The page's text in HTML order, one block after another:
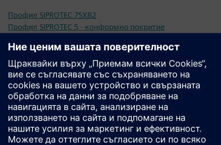
Профил SIPROTEC 7SX82
Профил SIPROTEC 5 - конформно покритие
Спецификации на търга
Конфигурация
Конфигуратор SIPROTEC 5
SiePortal - Онлайн Магазин
SIPROTEC 7SX82 на SiePortal